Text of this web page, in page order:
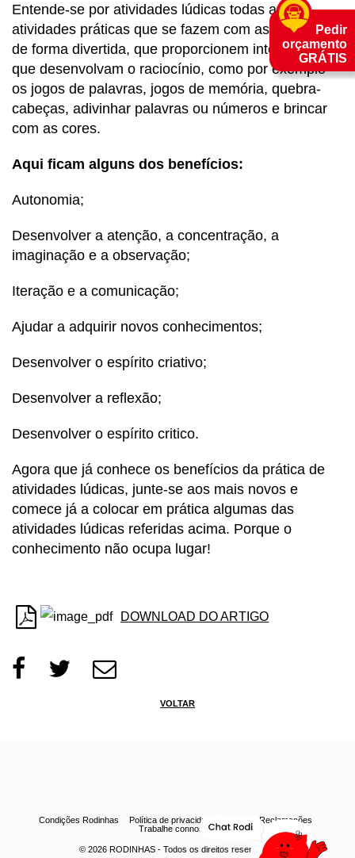
Entende-se por atividades lúdicas todas as
atividades práticas que se fazem com as crianças
de forma divertida, que proporcionem interação e
que desenvolvam o raciocínio, como por exemplo
os jogos de palavras, jogos de memória, quebra-
cabeças, adivinhar palavras ou números e brincar
com as cores.
Aqui ficam alguns dos benefícios:
Autonomia;
Desenvolver a atenção, a concentração, a
imaginação e a observação;
Iteração e a comunicação;
Ajudar a adquirir novos conhecimentos;
Desenvolver o espírito criativo;
Desenvolver a reflexão;
Desenvolver o espírito critico.
Agora que já conhece os benefícios da prática de
atividades lúdicas, junte-se aos mais novos e
comece já a colocar em prática algumas das
atividades lúdicas referidas acima. Porque o
conhecimento não ocupa lugar!
DOWNLOAD DO ARTIGO
VOLTAR
© 2026 RODINHAS - Todos os direitos reservados
Condições Rodinhas Política de privacidade
Livro de Reclamações
Trabalhe connosco
Pedir
orçamento
GRÁTIS